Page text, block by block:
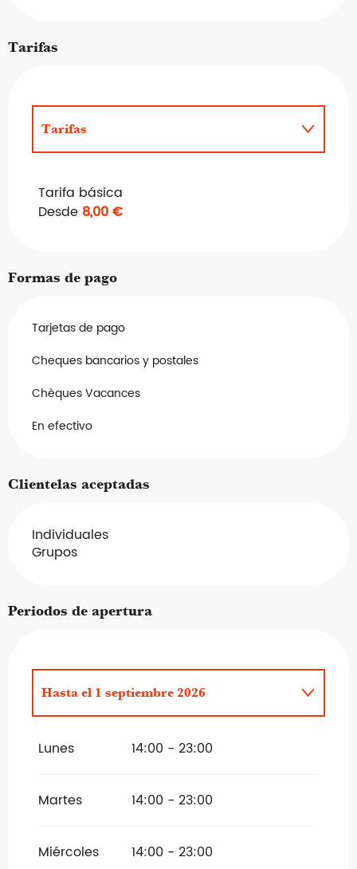
Tarifas
Tarifas
Tarifa básica
Desde 8,00 €
Formas de pago
Tarjetas de pago
Cheques bancarios y postales
Chèques Vacances
En efectivo
Clientelas aceptadas
Individuales
Grupos
Periodos de apertura
Hasta el 1 septiembre 2026
Lunes 14:00 - 23:00
Martes 14:00 - 23:00
Miércoles 14:00 - 23:00